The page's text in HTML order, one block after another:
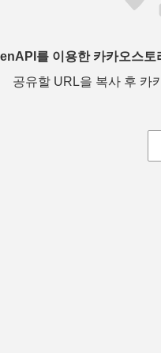
를 이용한 카카오스
공유할 URL을 복사 후 카